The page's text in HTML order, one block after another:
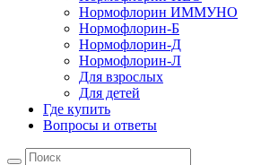
Нормофлорин ИММУНО
Нормофлорин-Б
Нормофлорин-Д
Нормофлорин-Л
Для взрослых
Для детей
Где купить
Вопросы и ответы